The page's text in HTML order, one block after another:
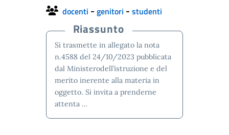
del sito
docenti - genitori - studenti
Riassunto
Si trasmette in allegato la nota
n.4588 del 24/10/2023 pubblicata
dal Ministerodell’istruzione e del
merito inerente alla materia in
oggetto. Si invita a prenderne
attenta …